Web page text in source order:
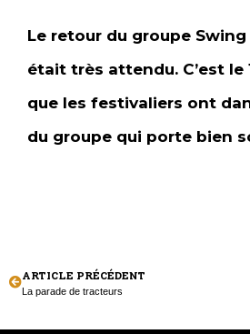
Le retour du groupe
était très attendu. C’est le
que les festivaliers ont
du groupe qui porte bien
ARTICLE PRÉCÉDENT
La parade de tracteurs